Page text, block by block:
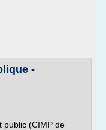
-
public (CIMP de